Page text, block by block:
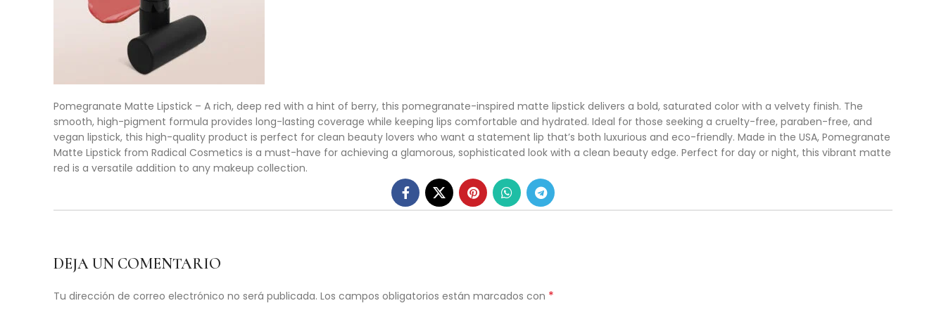
Pomegranate Matte Lipstick – A rich, deep red with a hint of berry, this pomegranate-inspired matte lipstick delivers a bold, saturated color with a velvety finish. The
smooth, high-pigment formula provides long-lasting coverage while keeping lips comfortable and hydrated. Ideal for those seeking a cruelty-free, paraben-free, and
vegan lipstick, this high-quality product is perfect for clean beauty lovers who want a statement lip that’s both luxurious and eco-friendly. Made in the USA, Pomegranate
Matte Lipstick from Radical Cosmetics is a must-have for achieving a glamorous, sophisticated look with a clean beauty edge. Perfect for day or night, this vibrant matte
red is a versatile addition to any makeup collection.
DEJA UN COMENTARIO
Tu dirección de correo electrónico no será publicada. Los campos obligatorios están marcados con *